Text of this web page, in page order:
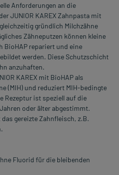
Anforderungen an die
JUNIOR KAREX Zahnpasta mit
gründlich Milchzähne
Zähneputzen können kleine
BioHAP repariert und eine
werden. Diese Schutzschicht
anzuhaften.
KAREX mit BioHAP als
(MIH) und reduziert MIH-bedingte
Rezeptur ist speziell auf die
oder älter abgestimmt.
gereizte Zahnfleisch, z.B.
Fluorid für die bleibenden